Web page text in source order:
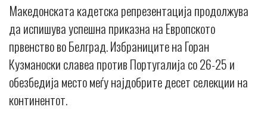
Македонската кадетска репрезентација продолжува
да испишува успешна приказна на Европското
првенство во Белград. Избраниците на Горан
Кузманоски славеа против Португалија со 26-25 и
обезбедија место меѓу најдобрите десет селекции на
континентот.